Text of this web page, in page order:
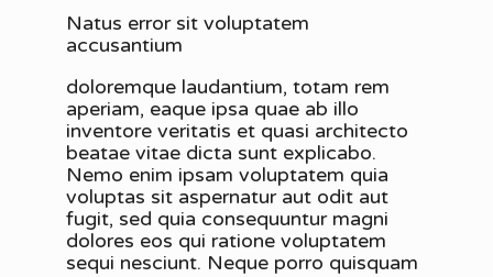
Natus error sit voluptatem
accusantium
doloremque laudantium, totam rem
aperiam, eaque ipsa quae ab illo
inventore veritatis et quasi architecto
beatae vitae dicta sunt explicabo.
Nemo enim ipsam voluptatem quia
voluptas sit aspernatur aut odit aut
fugit, sed quia consequuntur magni
dolores eos qui ratione voluptatem
sequi nesciunt. Neque porro quisquam